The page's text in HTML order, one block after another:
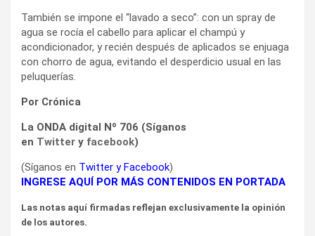
También se impone el “lavado a seco”: con un spray de
agua se rocía el cabello para aplicar el champú y
acondicionador, y recién después de aplicados se enjuaga
con chorro de agua, evitando el desperdicio usual en las
peluquerías.
Por Crónica
La ONDA digital Nº 706 (Síganos
en Twitter y facebook)
(Síganos en Twitter yFacebook)
INGRESE AQUÍ POR MÁS CONTENIDOS EN PORTADA
Las notas aquí firmadas reflejan exclusivamente la opinión
de los autores.